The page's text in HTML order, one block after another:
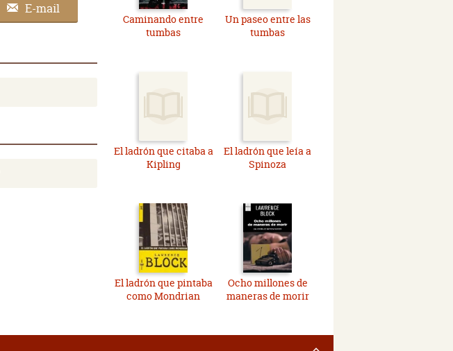
E-mail
Caminando entre
tumbas
Un paseo entre las
tumbas
El ladrón que citaba a
Kipling
El ladrón que leía a
Spinoza
El ladrón que pintaba
como Mondrian
Ocho millones de
maneras de morir